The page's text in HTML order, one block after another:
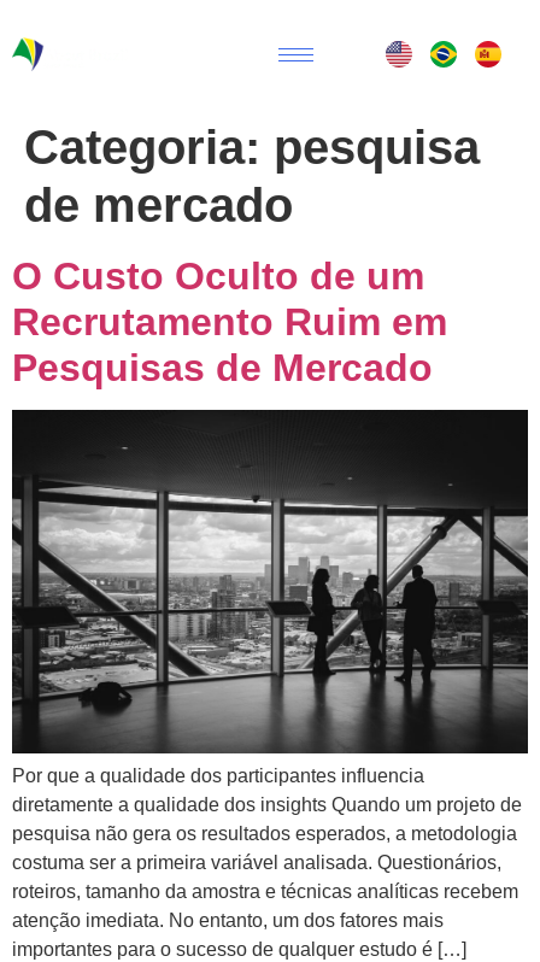
Categoria: pesquisa
de mercado
O Custo Oculto de um
Recrutamento Ruim em
Pesquisas de Mercado
Por que a qualidade dos participantes influencia
diretamente a qualidade dos insights Quando um projeto de
pesquisa não gera os resultados esperados, a metodologia
costuma ser a primeira variável analisada. Questionários,
roteiros, tamanho da amostra e técnicas analíticas recebem
atenção imediata. No entanto, um dos fatores mais
importantes para o sucesso de qualquer estudo é […]